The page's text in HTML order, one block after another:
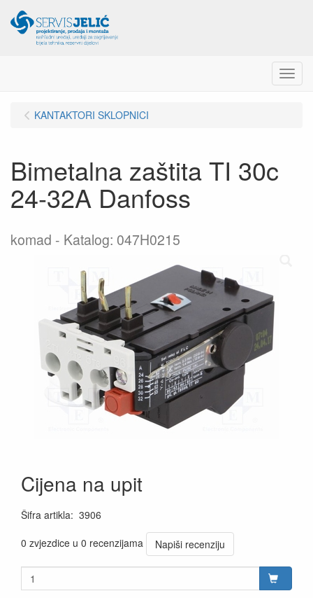
Menu
KANTAKTORI SKLOPNICI
Bimetalna zaštita TI 30c
24-32A Danfoss
komad Katalog: 047H0215
Cijena na upit
Šifra artikla: 3906
0 zvjezdice u 0 recenzijama
Napiši recenziju